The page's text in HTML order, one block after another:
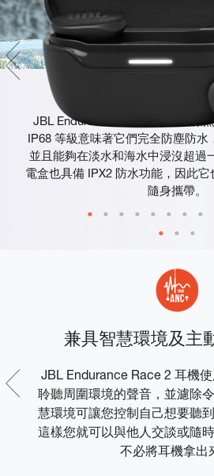
防水防塵
JBL Endurance Race 2 專為最激
IP68 等級意味著它們完全防塵防水
並且能夠在淡水和海水中浸沒超過
電盒也具備 IPX2 防水功能，因此
隨身攜帶。
兼具智慧環境及主
JBL Endurance Race 2 耳機
聆聽周圍環境的聲音，並濾除
慧環境可讓您控制自己想要聽
這樣您就可以與他人交談或隨
不必將耳機拿出